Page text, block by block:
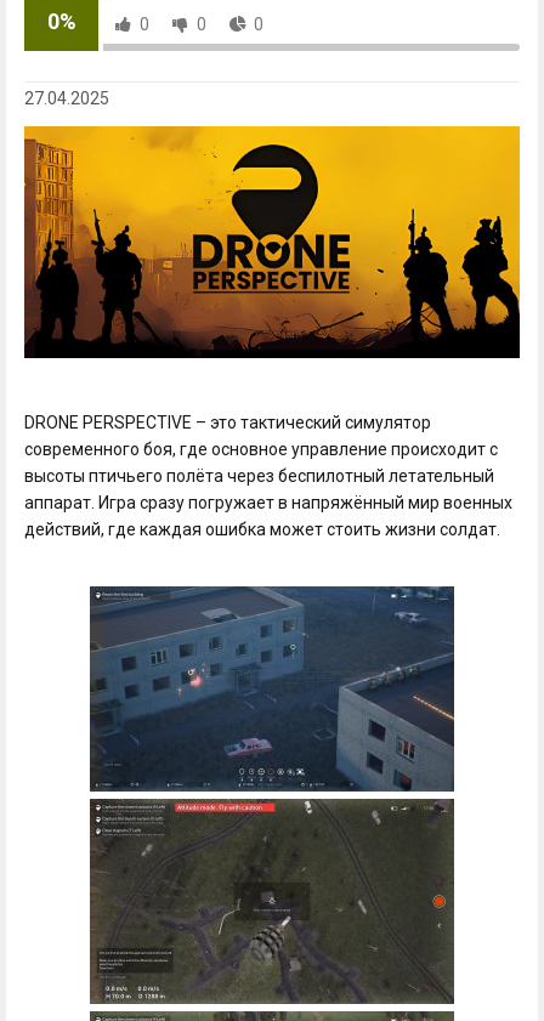
0% 0 0 0
27.04.2025
DRONE PERSPECTIVE – это тактический симулятор
современного боя, где основное управление происходит с
высоты птичьего полёта через беспилотный летательный
аппарат. Игра сразу погружает в напряжённый мир военных
действий, где каждая ошибка может стоить жизни солдат.